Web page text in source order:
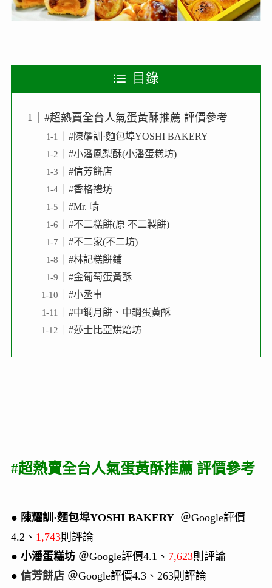
目錄
#超熱賣全台人氣蛋黃酥推薦 評價參考
#陳耀訓·麵包埠YOSHI BAKERY
#小潘鳳梨酥(小潘蛋糕坊)
#信芳餅店
#香格禮坊
#Mr. 啃
#不二糕餅(原 不二製餅)
#不二家(不二坊)
#林記糕餅鋪
#金葡萄蛋黃酥
#小丞事
#中鋼月餅、中鋼蛋黃酥
#莎士比亞烘焙坊
#超熱賣全台人氣蛋黃酥推薦 評價參考
● 陳耀訓·麵包埠YOSHI BAKERY ＠Google評價
4.2、 1,743則評論
● 小潘蛋糕坊 ＠Google評價4.1、 7,623則評論
● 信芳餅店 ＠Google評價4.3、263則評論